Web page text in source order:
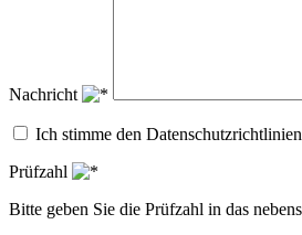
Nachricht
Ich stimme den
Prüfzahl
Bitte geben Sie die Prüfzahl in das